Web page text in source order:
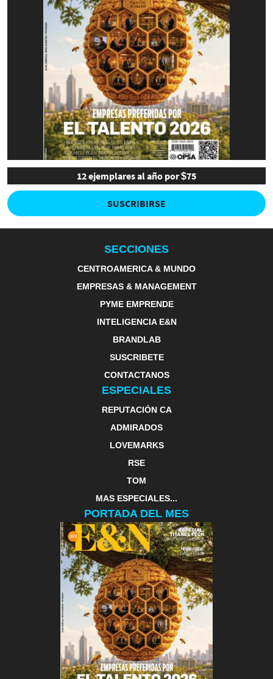
12 ejemplares al año por $75
SUSCRIBIRSE
SECCIONES
CENTROAMERICA & MUNDO
EMPRESAS & MANAGEMENT
PYME EMPRENDE
INTELIGENCIA E&N
BRANDLAB
SUSCRIBETE
CONTACTANOS
ESPECIALES
REPUTACIÓN CA
ADMIRADOS
LOVEMARKS
RSE
TOM
MAS ESPECIALES...
PORTADA DEL MES